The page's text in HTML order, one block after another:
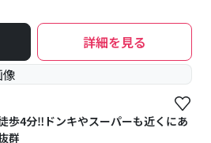
詳細を見る
歩4分‼ドンキやスーパーも近くにあ
群